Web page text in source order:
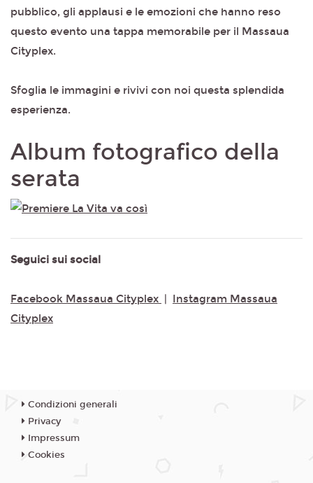
pubblico, gli applausi e le emozioni che hanno reso
questo evento una tappa memorabile per il Massaua
Cityplex.
Sfoglia le immagini e rivivi con noi questa splendida
esperienza.
Album fotografico della
serata
Seguici sui social
Facebook Massaua Cityplex | Instagram Massaua
Cityplex
Condizioni generali
Privacy
Impressum
Cookies